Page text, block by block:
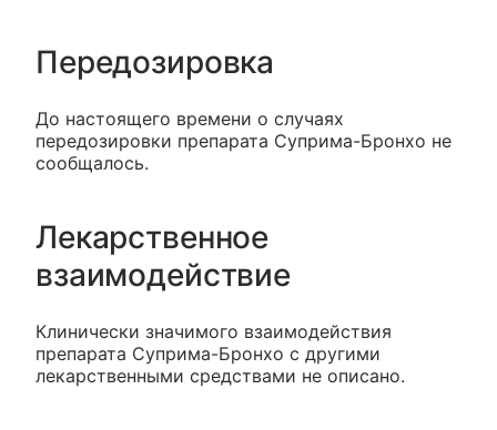
Передозировка
До настоящего времени о случаях
передозировки препарата Суприма-Бронхо не
сообщалось.
Лекарственное
взаимодействие
Клинически значимого взаимодействия
препарата Суприма-Бронхо с другими
лекарственными средствами не описано.